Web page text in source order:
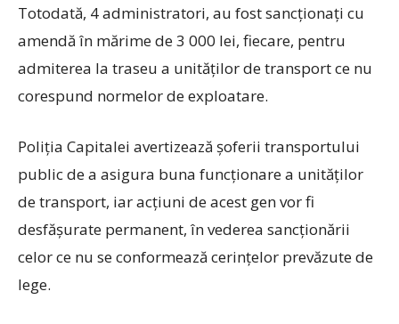
Totodată, 4 administratori, au fost sancționați cu
amendă în mărime de 3 000 lei, fiecare, pentru
admiterea la traseu a unităților de transport ce nu
corespund normelor de exploatare.
Poliţia Capitalei avertizează şoferii transportului
public de a asigura buna funcţionare a unităţilor
de transport, iar acţiuni de acest gen vor fi
desfășurate permanent, în vederea sancţionării
celor ce nu se conformează cerinţelor prevăzute de
lege.